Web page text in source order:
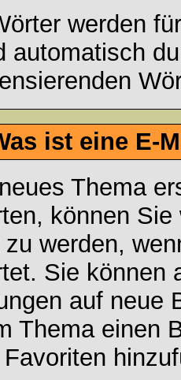
werden
automatisch
ist eine E-
Thema
können
werden,
Sie können
auf neue
Thema einen